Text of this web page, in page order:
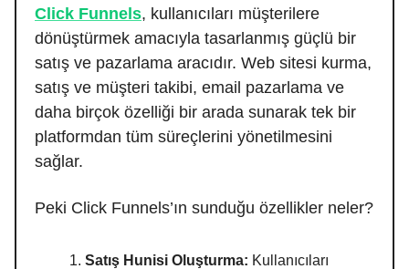
Click Funnels, kullanıcıları müşterilere
dönüştürmek amacıyla tasarlanmış güçlü bir
satış ve pazarlama aracıdır. Web sitesi kurma,
satış ve müşteri takibi, email pazarlama ve
daha birçok özelliği bir arada sunarak tek bir
platformdan tüm süreçlerini yönetilmesini
sağlar.
Peki Click Funnels’ın sunduğu özellikler neler?
Satış Hunisi Oluşturma: Kullanıcıları